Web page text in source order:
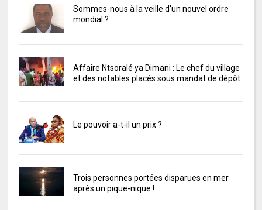
Sommes-nous à la veille d'un nouvel ordre
mondial ?
Affaire Ntsoralé ya Dimani : Le chef du village
et des notables placés sous mandat de dépôt
Le pouvoir a-t-il un prix ?
Trois personnes portées disparues en mer
après un pique-nique !